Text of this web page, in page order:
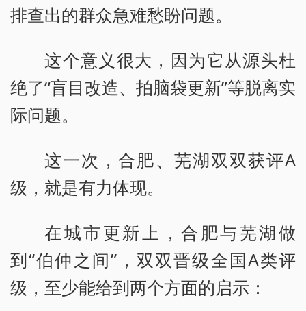
排查出的群众急难愁盼问题。
这个意义很大，因为它从源头杜
绝了“盲目改造、拍脑袋更新”等脱离实
际问题。
这一次，合肥、芜湖双双获评A
级，就是有力体现。
在城市更新上，合肥与芜湖做
到“伯仲之间”，双双晋级全国A类评
级，至少能给到两个方面的启示：